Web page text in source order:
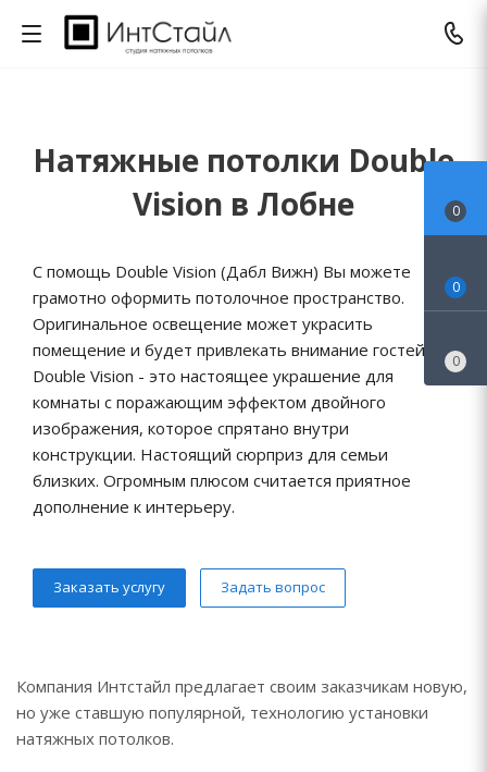
Натяжные потолки Double
Vision в Лобне
С помощь Double Vision (Дабл Вижн) Вы можете
грамотно оформить потолочное пространство.
Оригинальное освещение может украсить
помещение и будет привлекать внимание гостей.
Double Vision - это настоящее украшение для
комнаты с поражающим эффектом двойного
изображения, которое спрятано внутри
конструкции. Настоящий сюрприз для семьи
близких. Огромным плюсом считается приятное
дополнение к интерьеру.
Заказать услугу Задать вопрос
Компания Интстайл предлагает своим заказчикам новую,
но уже ставшую популярной, технологию установки
натяжных потолков.
0
0
0